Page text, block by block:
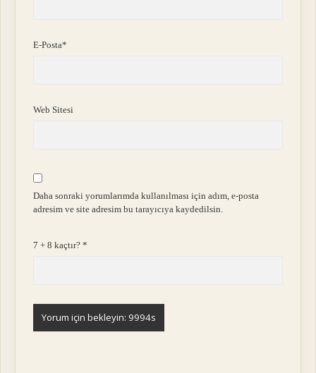
E-Posta*
Web Sitesi
Daha sonraki yorumlarımda kullanılması için adım, e-posta
adresim ve site adresim bu tarayıcıya kaydedilsin.
7 + 8 kaçtır?*